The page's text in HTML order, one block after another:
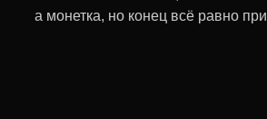
а монетка, но конец всё равно